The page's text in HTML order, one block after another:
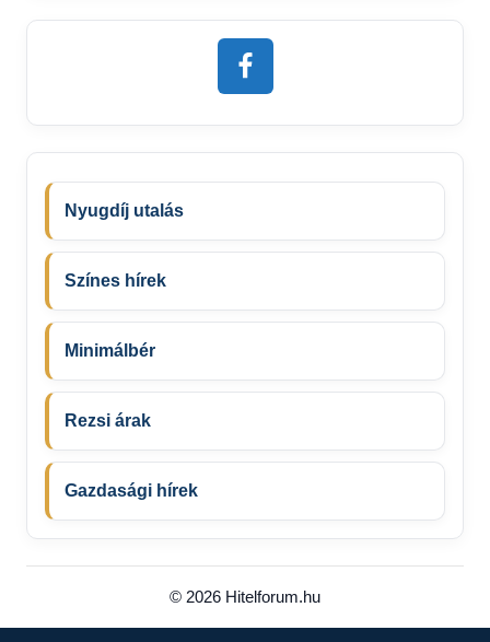
Nyugdíj utalás
Színes hírek
Minimálbér
Rezsi árak
Gazdasági hírek
© 2026 Hitelforum.hu